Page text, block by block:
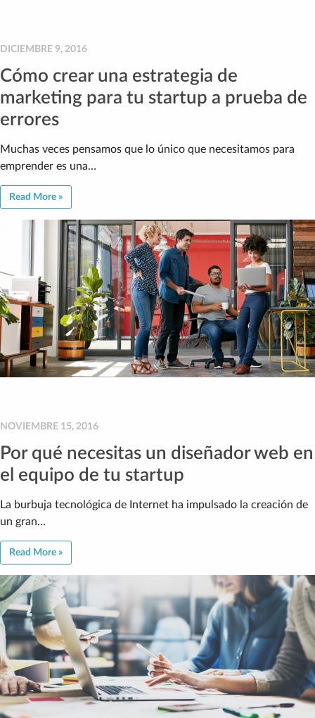
DICIEMBRE 9, 2016
Cómo crear una estrategia de
marketing para tu startup a prueba de
errores
Muchas veces pensamos que lo único que necesitamos para
emprender es una…
Read More »
NOVIEMBRE 15, 2016
Por qué necesitas un diseñador web en
el equipo de tu startup
La burbuja tecnológica de Internet ha impulsado la creación de
un gran…
Read More »